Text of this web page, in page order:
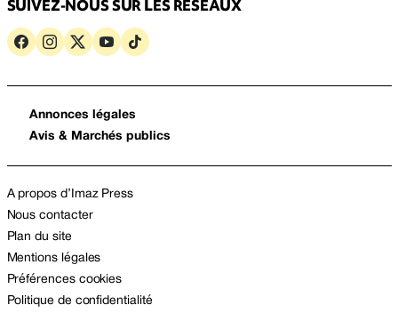
SUIVEZ-NOUS SUR LES RÉSEAUX
Annonces légales
Avis & Marchés publics
A propos d’Imaz Press
Nous contacter
Plan du site
Mentions légales
Préférences cookies
Politique de confidentialité